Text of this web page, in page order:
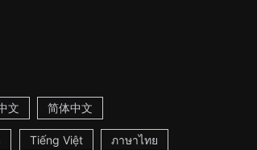
文 简体中文
Tiếng Việt ภาษาไทย